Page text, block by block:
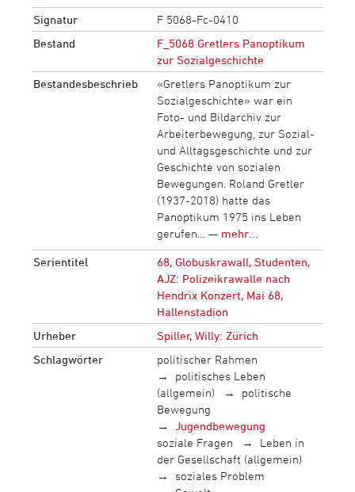
Signatur
F 5068-Fc-0410
Bestand
F_5068 Gretlers Panoptikum
zur Sozialgeschichte
Bestandesbeschrieb
«Gretlers Panoptikum zur
Sozialgeschichte» war ein
Foto- und Bildarchiv zur
Arbeiterbewegung, zur Sozial-
und Alltagsgeschichte und zur
Geschichte von sozialen
Bewegungen. Roland Gretler
(1937-2018) hatte das
Panoptikum 1975 ins Leben
gerufen… — mehr...
Serientitel
68, Globuskrawall, Studenten,
AJZ: Polizeikrawalle nach
Hendrix Konzert, Mai 68,
Hallenstadion
Urheber
Spiller, Willy: Zürich
Schlagwörter
politischer Rahmen
politisches Leben
(allgemein)
politische
Bewegung
Jugendbewegung
soziale Fragen
Leben in
der Gesellschaft (allgemein)
soziales Problem